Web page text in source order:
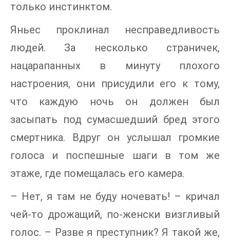
только инстинктом.
Яньес проклинал несправедливость
людей. За несколько страничек,
нацарапанных в минуту плохого
настроения, они присудили его к тому,
что каждую ночь он должен был
засыпать под сумасшедший бред этого
смертника. Вдруг он услышал громкие
голоса и поспешные шаги в том же
этаже, где помещалась его камера.
– Нет, я там не буду ночевать! – кричал
чей-то дрожащий, по-женски визгливый
голос. – Разве я преступник? Я такой же,